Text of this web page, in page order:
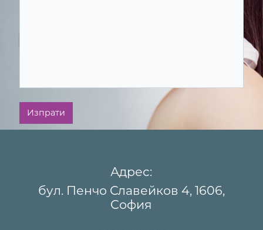
Изпрати
Адрес:
бул. Пенчо Славейков 4, 1606,
София